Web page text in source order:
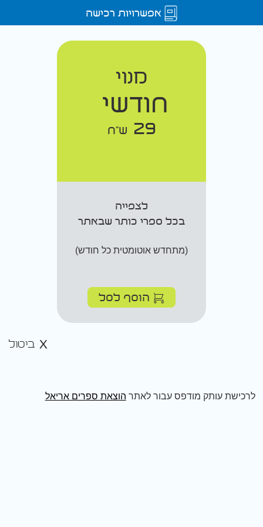
אפשרויות רכישה
מנוי
חודשי
29 ש"ח
לצפייה
בכל ספרי כותר שבאתר
(מתחדש אוטומטית כל חודש)
הוסף לסל
ביטול
לרכישת עותק מודפס עבור לאתר הוצאת ספרים אריאל